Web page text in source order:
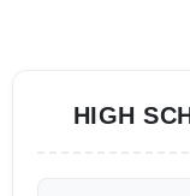
HIGH